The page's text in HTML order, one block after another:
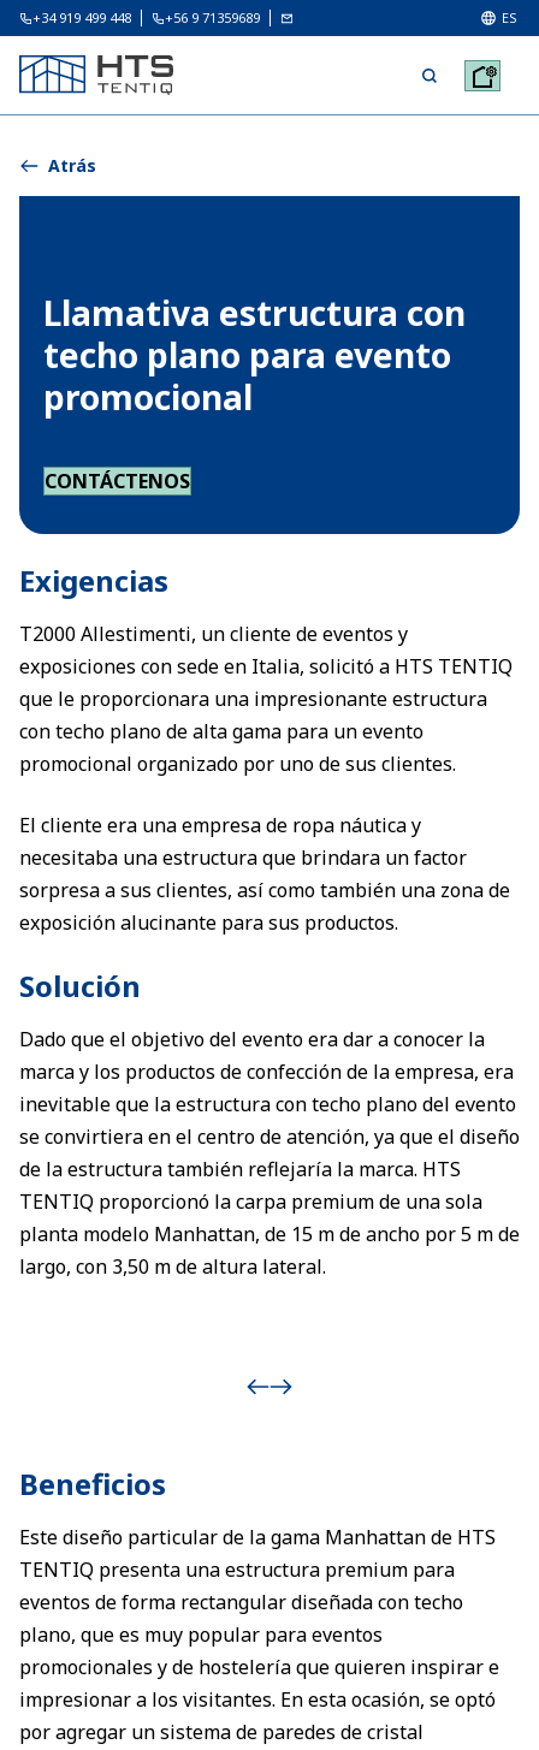
+34 919 499 448 +56 9 71359689 ES
Atrás
Llamativa estructura con
techo plano para evento
promocional
CONTÁCTENOS
Exigencias
T2000 Allestimenti, un cliente de eventos y
exposiciones con sede en Italia, solicitó a HTS TENTIQ
que le proporcionara una impresionante estructura
con techo plano de alta gama para un evento
promocional organizado por uno de sus clientes.
El cliente era una empresa de ropa náutica y
necesitaba una estructura que brindara un factor
sorpresa a sus clientes, así como también una zona de
exposición alucinante para sus productos.
Solución
Dado que el objetivo del evento era dar a conocer la
marca y los productos de confección de la empresa, era
inevitable que la estructura con techo plano del evento
se convirtiera en el centro de atención, ya que el diseño
de la estructura también reflejaría la marca. HTS
TENTIQ proporcionó la carpa premium de una sola
planta modelo Manhattan, de 15 m de ancho por 5 m de
largo, con 3,50 m de altura lateral.
Beneficios
Este diseño particular de la gama Manhattan de HTS
TENTIQ presenta una estructura premium para
eventos de forma rectangular diseñada con techo
plano, que es muy popular para eventos
promocionales y de hostelería que quieren inspirar e
impresionar a los visitantes. En esta ocasión, se optó
por agregar un sistema de paredes de cristal